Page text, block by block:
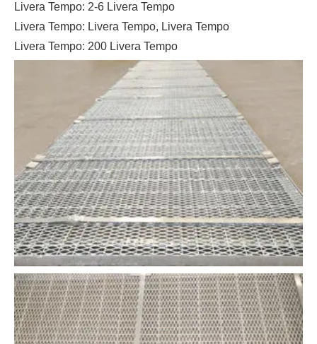
Livera Tempo: 2-6 Livera Tempo
Livera Tempo: Livera Tempo, Livera Tempo
Livera Tempo: 200 Livera Tempo